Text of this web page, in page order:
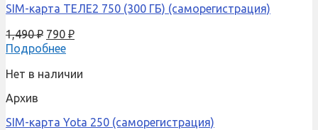
SIM-карта ТЕЛЕ2 750 (300 ГБ) (саморегистрация)
1,490₽ 790 ₽
Подробнее
Нет в наличии
Архив
SIM-карта Yota 250 (саморегистрация)